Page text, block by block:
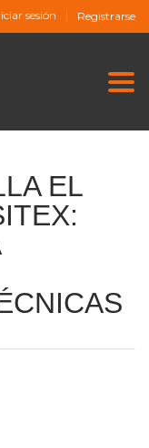
sesión Registrarse
EL